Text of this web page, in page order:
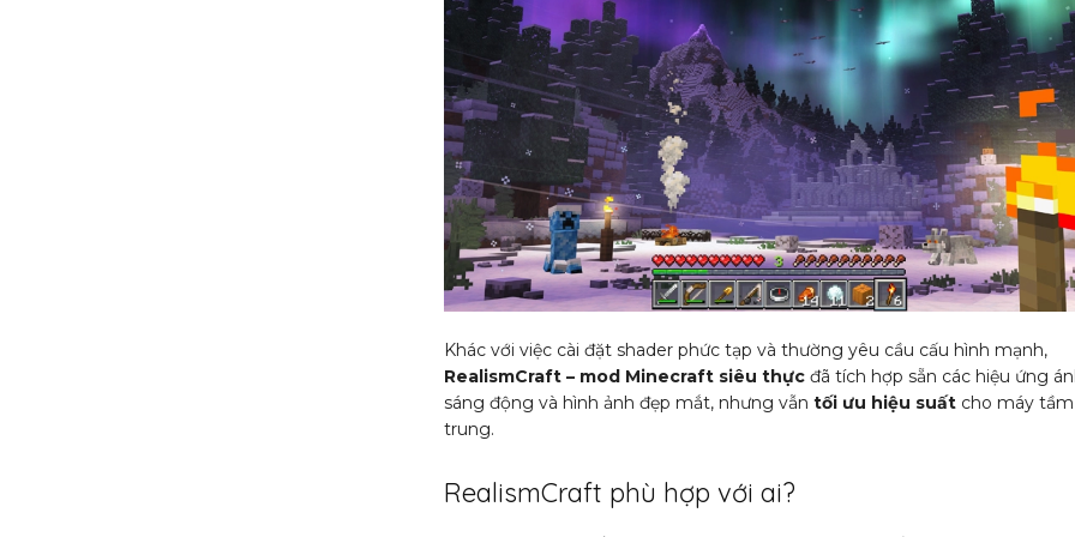
Khác với việc cài đặt shader phức tạp và thường yêu cầu cấu hình mạnh,
RealismCraft – mod Minecraft siêu thựcđã tích hợp sẵn các hiệu ứng
sáng động và hình ảnh đẹp mắt, nhưng vẫn tối ưu hiệu suấtcho máy tầm
trung.
RealismCraft phù hợp với ai?